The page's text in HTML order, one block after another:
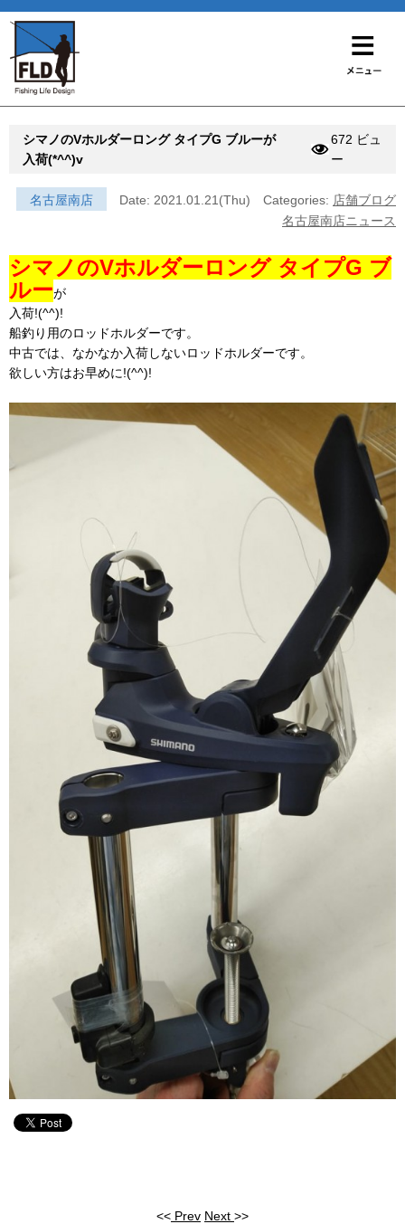
シマノのVホルダーロング タイプG ブルーが
入荷(*^^)v
672 ビュ
ー
名古屋南店 Date: 2021.01.21(Thu) Categories: 店舗ブログ
名古屋南店ニュース
シマノのVホルダーロング タイプG ブ
ルーが
入荷!(^^)!
船釣り用のロッドホルダーです。
中古では、なかなか入荷しないロッドホルダーです。
欲しい方はお早めに!(^^)!
<< Prev Next >>